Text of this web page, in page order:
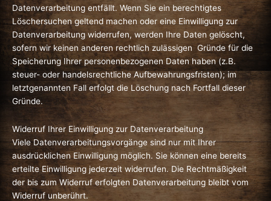
Datenverarbeitung entfällt. Wenn Sie ein berechtigtes
Löschersuchen geltend machen oder eine Einwilligung zur
Datenverarbeitung widerrufen, werden Ihre Daten gelöscht,
sofern wir keinen anderen rechtlich zulässigen Gründe für die
Speicherung Ihrer personenbezogenen Daten haben (z.B.
steuer- oder handelsrechtliche Aufbewahrungsfristen); im
letztgenannten Fall erfolgt die Löschung nach Fortfall dieser
Gründe.
Widerruf Ihrer Einwilligung zur Datenverarbeitung
Viele Datenverarbeitungsvorgänge sind nur mit Ihrer
ausdrücklichen Einwilligung möglich. Sie können eine bereits
erteilte Einwilligung jederzeit widerrufen. Die Rechtmäßigkeit
der bis zum Widerruf erfolgten Datenverarbeitung bleibt vom
Widerruf unberührt.